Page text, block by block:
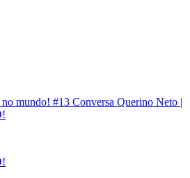
no mundo! #13 Conversa Querino Neto |